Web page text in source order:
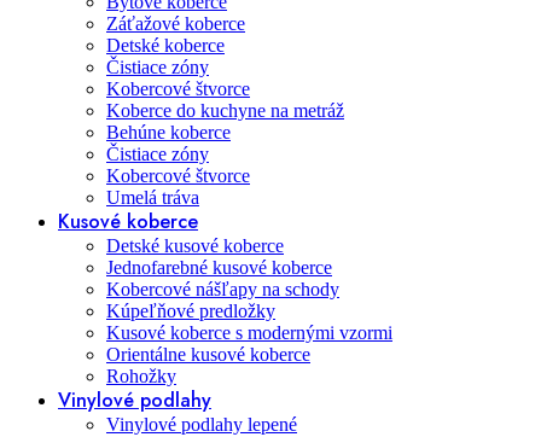
Záťažové koberce
Detské koberce
Čistiace zóny
Kobercové štvorce
Koberce do kuchyne na metráž
Behúne koberce
Čistiace zóny
Kobercové štvorce
Umelá tráva
Kusové koberce
Detské kusové koberce
Jednofarebné kusové koberce
Kobercové nášľapy na schody
Kúpeľňové predložky
Kusové koberce s modernými vzormi
Orientálne kusové koberce
Rohožky
Vinylové podlahy
Vinylové podlahy lepené